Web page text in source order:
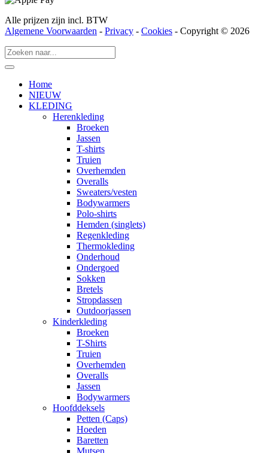
Alle prijzen zijn incl. BTW
Algemene Voorwaarden - Privacy - Cookies - Copyright © 2026
Home
NIEUW
KLEDING
Herenkleding
Broeken
Jassen
T-shirts
Truien
Overhemden
Overalls
Sweaters/vesten
Bodywarmers
Polo-shirts
Hemden (singlets)
Regenkleding
Thermokleding
Onderhoud
Ondergoed
Sokken
Bretels
Stropdassen
Outdoorjassen
Kinderkleding
Broeken
T-Shirts
Truien
Overhemden
Overalls
Jassen
Bodywarmers
Hoofddeksels
Petten (Caps)
Hoeden
Baretten
Mutsen